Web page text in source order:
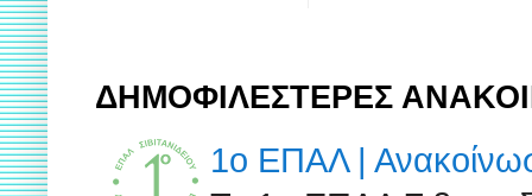
ΔΗΜΟΦΙΛΕΣΤΕΡΕΣ
1ο ΕΠΑΛ |